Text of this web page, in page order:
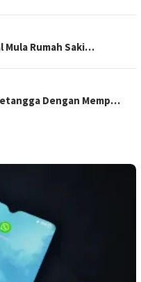
Mula Rumah Saki…
Dengan Memp…